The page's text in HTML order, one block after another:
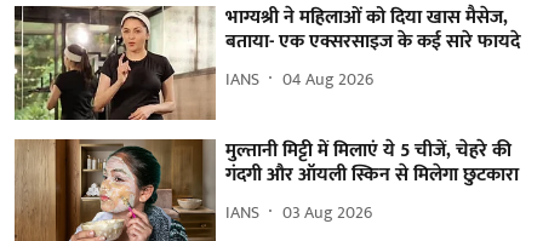
भाग्यश्री ने महिलाओं को दिया खास मैसेज,
बताया- एक एक्सरसाइज के कई सारे फायदे
IANS 04 Aug 2026
मुल्तानी मिट्टी में मिलाएं ये 5 चीजें, चेहरे की
गंदगी और ऑयली स्किन से मिलेगा छुटकारा
IANS 03 Aug 2026